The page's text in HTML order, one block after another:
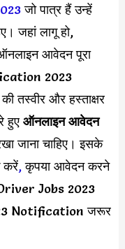
जो पात्र हैं उन्हें
जहां लागू हो,
आवेदन पूरा
2023
तस्वीर और हस्ताक्षर
हुए ऑनलाइन आवेदन
जाना चाहिए। इसके
करें,कृपया आवेदन करने
Jobs 2023
Notification जरूर